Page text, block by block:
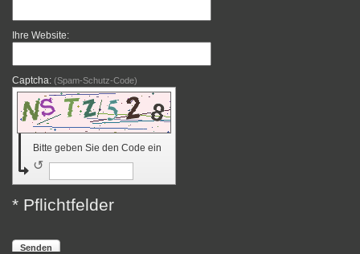
Ihre Website:
Captcha: (Spam-Schutz-Code)
Bitte geben Sie den Code ein
↺
* Pflichtfelder
Senden